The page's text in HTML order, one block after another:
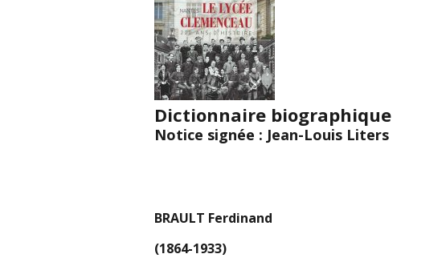
Dictionnaire biographique
Notice signée : Jean-Louis Liters
BRAULT Ferdinand
(1864-1933)